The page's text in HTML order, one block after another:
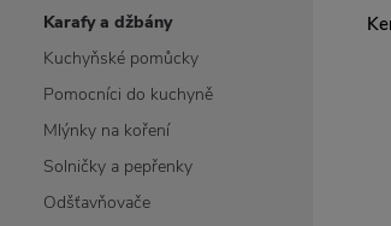
Karafy a džbány
Kuchyňské pomůcky
Pomocníci do kuchyně
Mlýnky na koření
Solničky a pepřenky
Odšťavňovače